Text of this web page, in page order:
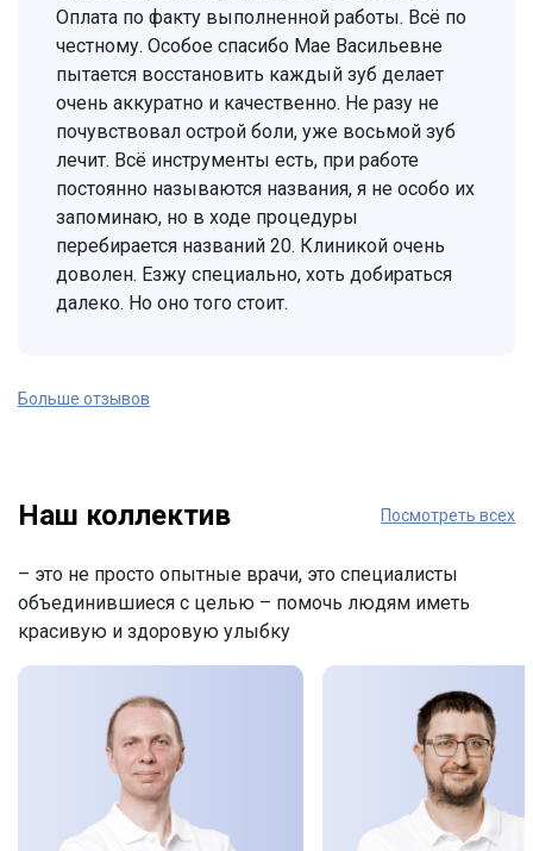
Оплата по факту выполненной работы. Всё по
честному. Особое спасибо Мае Васильевне
пытается восстановить каждый зуб делает
очень аккуратно и качественно. Не разу не
почувствовал острой боли, уже восьмой зуб
лечит. Всё инструменты есть, при работе
постоянно называются названия, я не особо их
запоминаю, но в ходе процедуры
перебирается названий 20. Клиникой очень
доволен. Езжу специально, хоть добираться
далеко. Но оно того стоит.
Больше отзывов
Наш коллектив Посмотреть всех
– это не просто опытные врачи, это специалисты
объединившиеся с целью – помочь людям иметь
красивую и здоровую улыбку